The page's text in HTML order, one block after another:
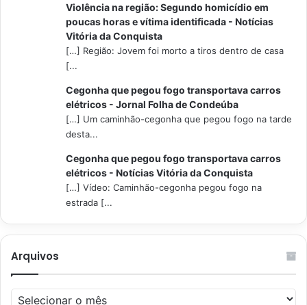
Violência na região: Segundo homicídio em
poucas horas e vítima identificada - Notícias
Vitória da Conquista
[…] Região: Jovem foi morto a tiros dentro de casa
[...
Cegonha que pegou fogo transportava carros
elétricos - Jornal Folha de Condeúba
[…] Um caminhão-cegonha que pegou fogo na tarde
desta...
Cegonha que pegou fogo transportava carros
elétricos - Notícias Vitória da Conquista
[…] Vídeo: Caminhão-cegonha pegou fogo na
estrada [...
Arquivos
Arquivos